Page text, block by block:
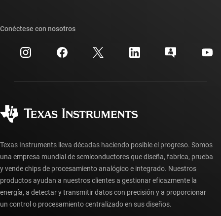
Relaciones con los inversionistas
Fabricación
Búsqueda de referencias cruzadas
Centro de atención al cliente
Preguntas frecuentes sobre la cuenta myTI
Preguntas frecuentes sobre pedidos
Conéctese con nosotros
Texas Instruments lleva décadas haciendo posible el progreso. Somos
una empresa mundial de semiconductores que diseña, fabrica, prueba
y vende chips de procesamiento analógico e integrado. Nuestros
productos ayudan a nuestros clientes a gestionar eficazmente la
energía, a detectar y transmitir datos con precisión y a proporcionar
un control o procesamiento centralizado en sus diseños.